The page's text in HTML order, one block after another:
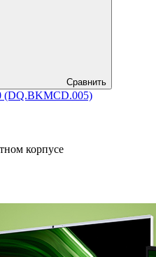
Сравнить
(DQ.BKMCD.005)
корпусе